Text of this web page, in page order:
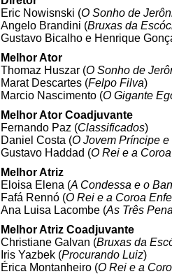
Eric Nowisnski (O Sonho de
Angelo Brandini (Bruxas da
Gustavo Bicalho e Henrique
Melhor Ator
Thomaz Huszar (O Sonho de
Marat Descartes (Felpo Filva)
Marcio Nascimento (O Gigante
Melhor Ator Coadjuvante
Fernando Paz (Classificados)
Daniel Costa (O Jovem Príncipe e
Gustavo Haddad (O Rei e a
Melhor Atriz
Eloisa Elena (A Condessa e o
Fafá Rennó (O Rei e a Coroa
Ana Luisa Lacombe (As Três
Melhor Atriz Coadjuvante
Christiane Galvan (Bruxas da
Iris Yazbek (Procurando Luiz)
Érica Montanheiro (O Rei e a